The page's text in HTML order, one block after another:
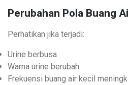
Perubahan Pola Buang
Perhatikan jika terjadi:
Urine berbusa
Warna urine berubah
Frekuensi buang air kecil